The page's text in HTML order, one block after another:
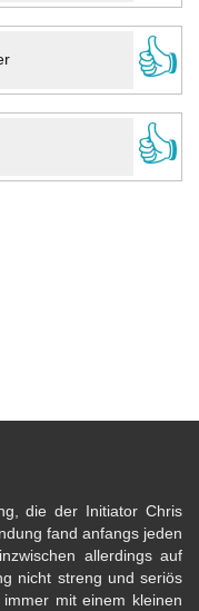
👍
👍
die der Initiator Chris
fand anfangs jeden
allerdings auf
nicht streng und seriös
mit einem kleinen